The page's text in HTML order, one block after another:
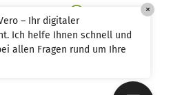
– Ihr digitaler
Ich helfe Ihnen schnell und
allen Fragen rund um Ihre
×